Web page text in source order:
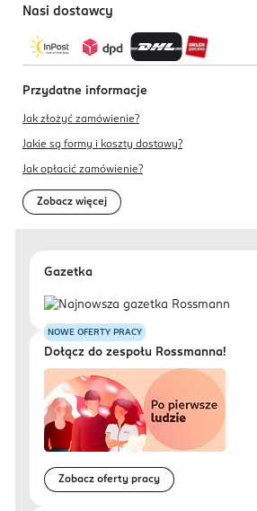
Nasi dostawcy
Przydatne informacje
Jak złożyć zamówienie?
Jakie są formy i koszty dostawy?
Jak opłacić zamówienie?
Zobacz więcej
Gazetka
NOWE OFERTY PRACY
Dołącz do zespołu Rossmanna!
Zobacz oferty pracy